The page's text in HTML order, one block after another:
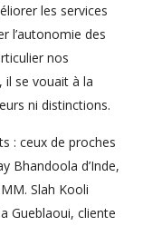
les services
l’autonomie des
nos
il se vouait à la
ni distinctions.
: ceux de proches
Bhandoola d’Inde,
Slah Kooli
Gueblaoui, cliente